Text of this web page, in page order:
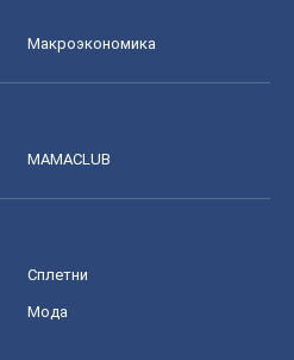
Mакроэкономика
MAMACLUB
Сплетни
Мода